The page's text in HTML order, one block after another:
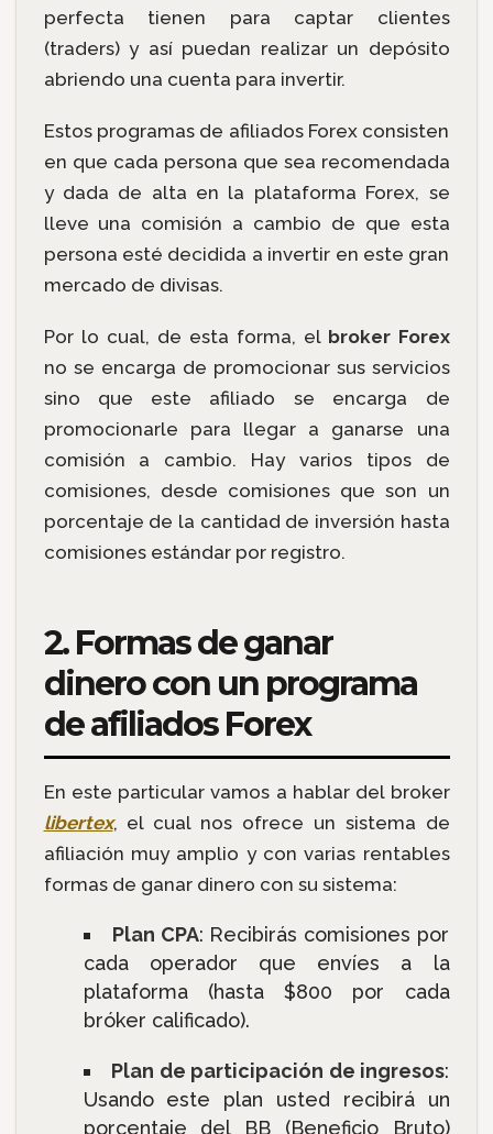
perfecta tienen para captar clientes
(traders) y así puedan realizar un depósito
abriendo una cuenta para invertir.
Estos programas de afiliados Forex consisten
en que cada persona que sea recomendada
y dada de alta en la plataforma Forex, se
lleve una comisión a cambio de que esta
persona esté decidida a invertir en este gran
mercado de divisas.
Por lo cual, de esta forma, el broker Forex
no se encarga de promocionar sus servicios
sino que este afiliado se encarga de
promocionarle para llegar a ganarse una
comisión a cambio. Hay varios tipos de
comisiones, desde comisiones que son un
porcentaje de la cantidad de inversión hasta
comisiones estándar por registro.
2. Formas de ganar
dinero con un programa
de afiliados Forex
En este particular vamos a hablar del broker
libertex, el cual nos ofrece un sistema de
afiliación muy amplio y con varias rentables
formas de ganar dinero con su sistema:
Plan CPA: Recibirás comisiones por
cada operador que envíes a la
plataforma (hasta $800 por cada
bróker calificado).
Plan de participación de ingresos:
Usando este plan usted recibirá un
porcentaje del BB (Beneficio Bruto)